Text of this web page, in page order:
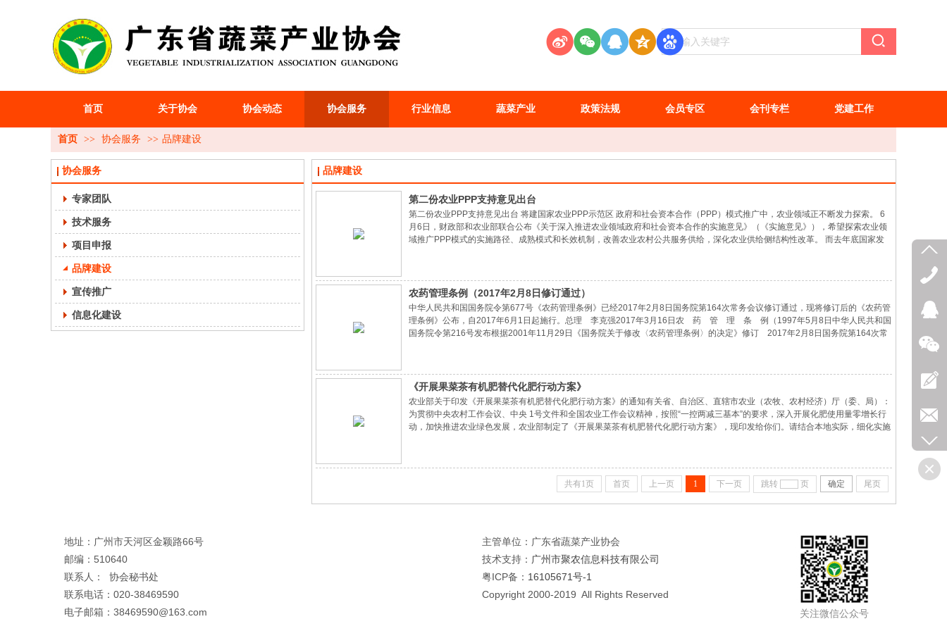
首页 关于协会 协会动态 协会服务 行业信息 蔬菜产业 政策法规 会员专区 会刊专栏 党建工作
首页 >> 协会服务 >> 品牌建设
协会服务
专家团队
技术服务
项目申报
品牌建设
宣传推广
信息化建设
品牌建设
第二份农业PPP支持意见出台
第二份农业PPP支持意见出台 将建国家农业PPP示范区 政府和社会资本合作（PPP）模式推广中，农业领域正不断发力探索。 6
月6日，财政部和农业部联合公布《关于深入推进农业领域政府和社会资本合作的实施意见》（《实施意见》），希望探索农业领
域推广PPP模式的实施路径、成熟模式和长效机制，改善农业农村公共服务供给，深化农业供给侧结构性改革。 而去年底国家发
农药管理条例（2017年2月8日修订通过）
中华人民共和国国务院令第677号《农药管理条例》已经2017年2月8日国务院第164次常务会议修订通过，现将修订后的《农药管
理条例》公布，自2017年6月1日起施行。总理 李克强2017年3月16日农 药 管 理 条 例（1997年5月8日中华人民共和国
国务院令第216号发布根据2001年11月29日《国务院关于修改〈农药管理条例〉的决定》修订 2017年2月8日国务院第164次常
《开展果菜茶有机肥替代化肥行动方案》
农业部关于印发《开展果菜茶有机肥替代化肥行动方案》的通知有关省、自治区、直辖市农业（农牧、农村经济）厅（委、局）：
为贯彻中央农村工作会议、中央 1号文件和全国农业工作会议精神，按照“一控两减三基本”的要求，深入开展化肥使用量零增长行
动，加快推进农业绿色发展，农业部制定了《开展果菜茶有机肥替代化肥行动方案》，现印发给你们。请结合本地实际，细化实施
共有1页 首页 上一页 1 下一页 跳转 页 确定 尾页
关注微信公众号
主管单位：广东省蔬菜产业协会
技术支持： 广州市聚农信息科技有限公司
粤ICP备： 16105671号-1
Copyright 2000-2019 All Rights Reserved
地址：广州市天河区金颖路66号
邮编：510640
联系人： 协会秘书处
联系电话：020-38469590
电子邮箱：38469590@163.com